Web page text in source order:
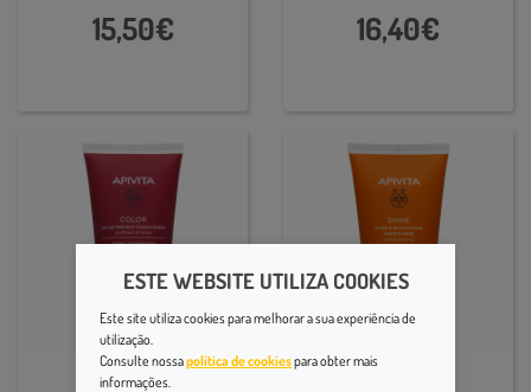
15,50€ 16,40€
Cabelo
ESTE WEBSITE UTILIZA COOKIES
Este site utiliza cookies para melhorar a sua experiência de
utilização.
Consulte nossapolítica de cookiespara obter mais
informações.